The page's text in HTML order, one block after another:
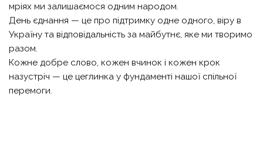
мріях ми залишаємося одним народом.
День єднання — це про підтримку одне одного, віру в
Україну та відповідальність за майбутнє, яке ми творимо
разом.
Кожне добре слово, кожен вчинок і кожен крок
назустріч — це цеглинка у фундаменті нашої спільної
перемоги.